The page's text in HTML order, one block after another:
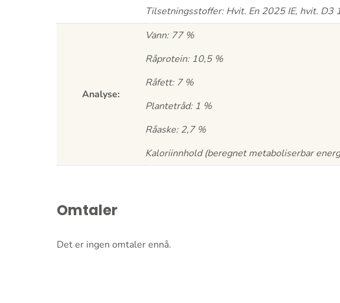
Tilsetningsstoffer: Hvit. En 2025 IE, hvit. D3
Analyse:
Vann: 77 %
Råprotein: 10,5 %
Råfett: 7 %
Plantetråd: 1 %
Råaske: 2,7 %
Kaloriinnhold (beregnet metaboliserbar
Omtaler
Det er ingen omtaler ennå.